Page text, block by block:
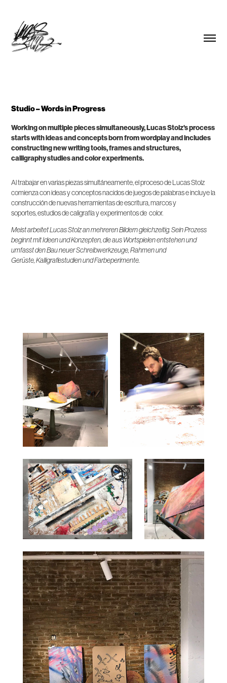
Studio – Words in Progress
Working on multiple pieces simultaneously, Lucas Stolz's process
starts with ideas and concepts born from wordplay and includes
constructing new writing tools, frames and structures,
calligraphy studies and color experiments.
Al trabajar en varias piezas simultáneamente, el proceso de Lucas Stolz
comienza con ideas y conceptos nacidos de juegos de palabras e incluye la
construcción de nuevas herramientas de escritura, marcos y
soportes, estudios de caligrafía y experimentos de color.
Meist arbeitet Lucas Stolz an mehreren Bildern gleichzeitig. Sein Prozess
beginnt mit Ideen und Konzepten, die aus Wortspielen entstehen und
umfasst den Bau neuer Schreibwerkzeuge, Rahmen und
Gerüste, Kalligrafiestudien und Farbeperimente.